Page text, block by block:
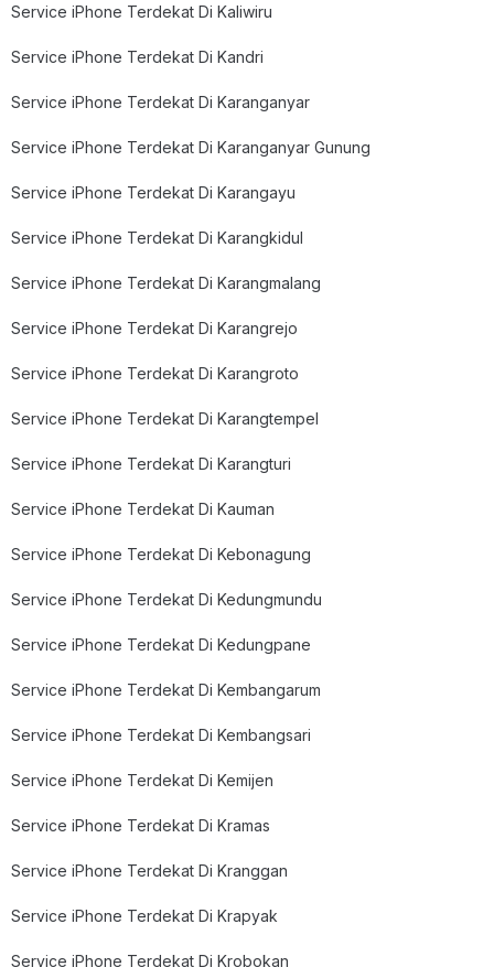
Service iPhone Terdekat Di Kaliwiru
Service iPhone Terdekat Di Kandri
Service iPhone Terdekat Di Karanganyar
Service iPhone Terdekat Di Karanganyar Gunung
Service iPhone Terdekat Di Karangayu
Service iPhone Terdekat Di Karangkidul
Service iPhone Terdekat Di Karangmalang
Service iPhone Terdekat Di Karangrejo
Service iPhone Terdekat Di Karangroto
Service iPhone Terdekat Di Karangtempel
Service iPhone Terdekat Di Karangturi
Service iPhone Terdekat Di Kauman
Service iPhone Terdekat Di Kebonagung
Service iPhone Terdekat Di Kedungmundu
Service iPhone Terdekat Di Kedungpane
Service iPhone Terdekat Di Kembangarum
Service iPhone Terdekat Di Kembangsari
Service iPhone Terdekat Di Kemijen
Service iPhone Terdekat Di Kramas
Service iPhone Terdekat Di Kranggan
Service iPhone Terdekat Di Krapyak
Service iPhone Terdekat Di Krobokan